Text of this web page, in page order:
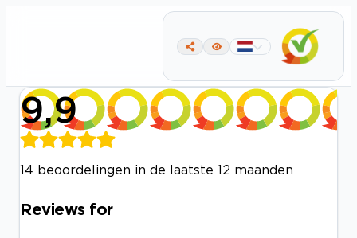
9,9
14 beoordelingen in de laatste 12 maanden
Reviews for